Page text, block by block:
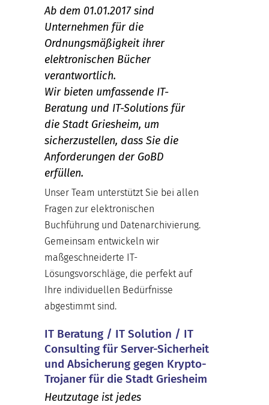
Ab dem 01.01.2017 sind
Unternehmen für die
Ordnungsmäßigkeit ihrer
elektronischen Bücher
verantwortlich.
Wir bieten umfassende IT-
Beratung und IT-Solutions für
die Stadt Griesheim, um
sicherzustellen, dass Sie die
Anforderungen der GoBD
erfüllen.
Unser Team unterstützt Sie bei allen
Fragen zur elektronischen
Buchführung und Datenarchivierung.
Gemeinsam entwickeln wir
maßgeschneiderte IT-
Lösungsvorschläge, die perfekt auf
Ihre individuellen Bedürfnisse
abgestimmt sind.
IT Beratung / IT Solution / IT
Consulting für Server-Sicherheit
und Absicherung gegen Krypto-
Trojaner für die Stadt Griesheim
Heutzutage ist jedes